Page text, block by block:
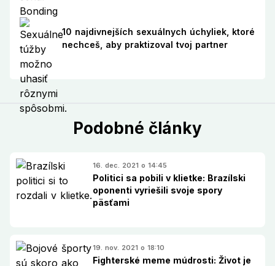
10 najdivnejších sexuálnych úchyliek, ktoré
nechceš, aby praktizoval tvoj partner
Podobné články
16. dec. 2021 o 14:45
Politici sa pobili v klietke: Brazílski
oponenti vyriešili svoje spory
päsťami
19. nov. 2021 o 18:10
Fighterské meme múdrosti: Život je